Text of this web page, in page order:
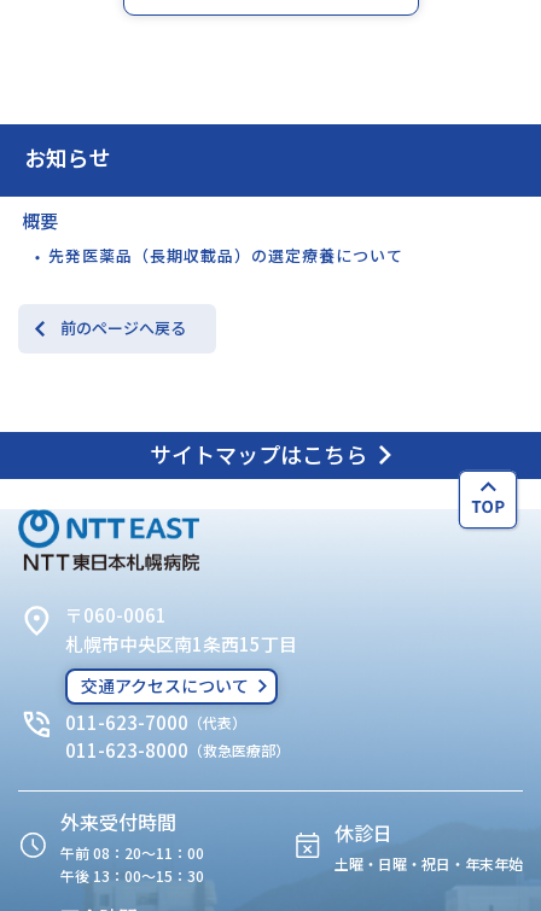
お知らせ
概要
先発医薬品（長期収載品）の選定療養について
前のページへ戻る
サイトマップはこちら
〒060-0061
札幌市中央区南1条西15丁目
交通アクセスについて
011-623-7000 （代表）
011-623-8000 （救急医療部）
外来受付時間
午前 08：20〜11：00
午後 13：00〜15：30
休診日
土曜・日曜・祝日・年末年始